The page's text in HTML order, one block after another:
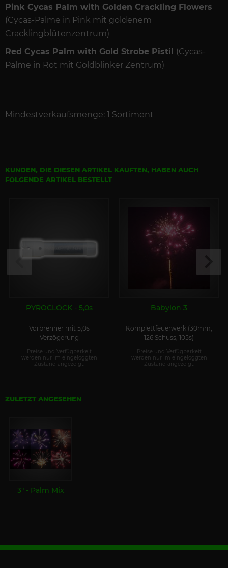
Pink Cycas Palm with Golden Crackling Flowers
(Cycas-Palme in Pink mit goldenem
Cracklingblütenzentrum)
Red Cycas Palm with Gold Strobe Pistil (Cycas-
Palme in Rot mit Goldblinker Zentrum)
Mindestverkaufsmenge: 1 Sortiment
KUNDEN, DIE DIESEN ARTIKEL KAUFTEN, HABEN AUCH
FOLGENDE ARTIKEL BESTELLT
PYROCLOCK - 5,0s
Vorbrenner mit 5,0s
Verzögerung
Preise und Verfügbarkeit
werden nur im eingeloggten
Zustand angezeigt.
Babylon 3
Komplettfeuerwerk (30mm,
126 Schuss, 105s)
Preise und Verfügbarkeit
werden nur im eingeloggten
Zustand angezeigt.
ZULETZT ANGESEHEN
3" - Palm Mix